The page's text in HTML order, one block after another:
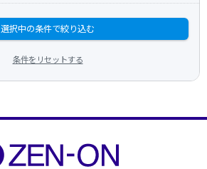
選択中の条件で絞り込む
条件をリセットする